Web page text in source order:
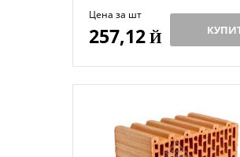
Цена за шт
257,12Й